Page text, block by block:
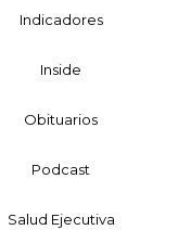
Indicadores
Inside
Obituarios
Podcast
Salud Ejecutiva